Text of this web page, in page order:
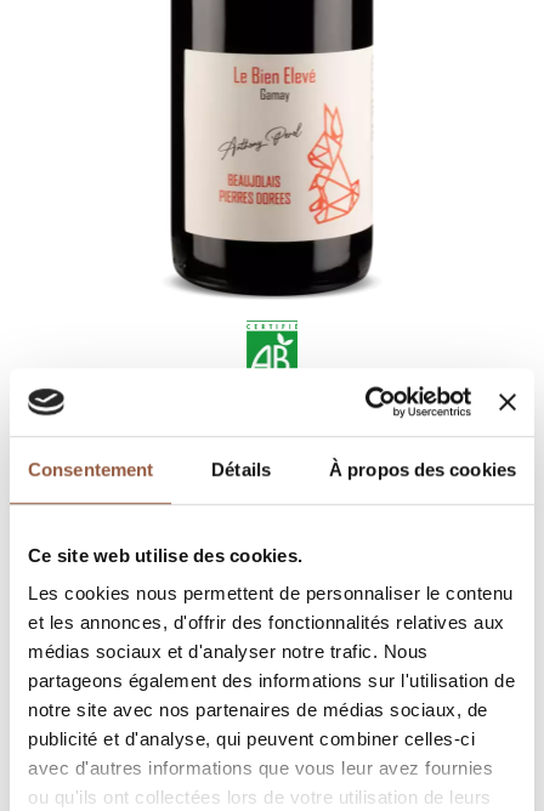
Consentement Détails À propos des cookies
Ce site web utilise des cookies.
Les cookies nous permettent de personnaliser le contenu
et les annonces, d'offrir des fonctionnalités relatives aux
médias sociaux et d'analyser notre trafic. Nous
partageons également des informations sur l'utilisation de
notre site avec nos partenaires de médias sociaux, de
publicité et d'analyse, qui peuvent combiner celles-ci
avec d'autres informations que vous leur avez fournies
ou qu'ils ont collectées lors de votre utilisation de leurs
WHERE TO FIND OUR WINES
TECHNICAL SHEET
OFFER THIS WINE FOR SALE
DESCRIPTION
Red